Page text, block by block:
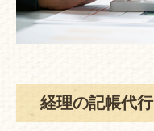
経理の記帳代行